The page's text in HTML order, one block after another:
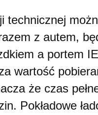
technicznej
z autem,
a portem
wartość
że czas
Pokładowe